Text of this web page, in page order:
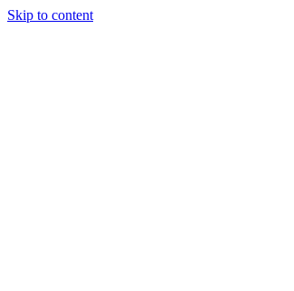
Skip to content